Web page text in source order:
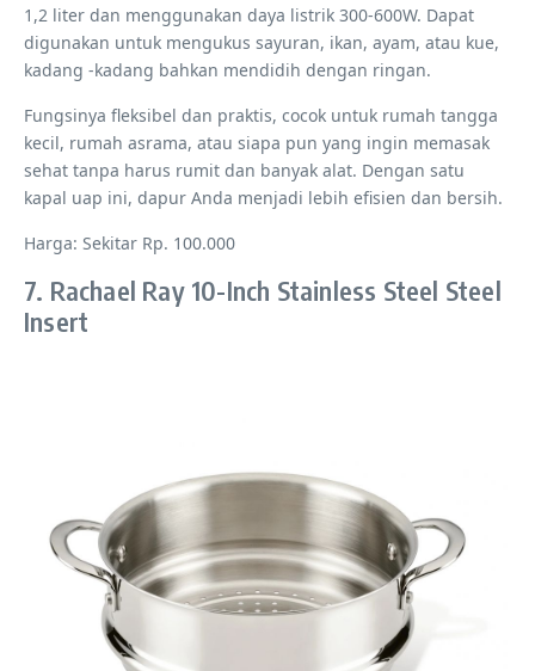
1,2 liter dan menggunakan daya listrik 300-600W. Dapat
digunakan untuk mengukus sayuran, ikan, ayam, atau kue,
kadang -kadang bahkan mendidih dengan ringan.
Fungsinya fleksibel dan praktis, cocok untuk rumah tangga
kecil, rumah asrama, atau siapa pun yang ingin memasak
sehat tanpa harus rumit dan banyak alat. Dengan satu
kapal uap ini, dapur Anda menjadi lebih efisien dan bersih.
Harga: Sekitar Rp. 100.000
7. Rachael Ray 10-Inch Stainless Steel Steel
Insert